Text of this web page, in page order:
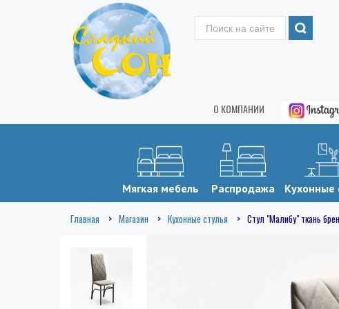
О КОМПАНИИ
Мягкая мебель Распродажа Кухонные
Главная Магазин Кухонные стулья Стул "Малибу" ткань